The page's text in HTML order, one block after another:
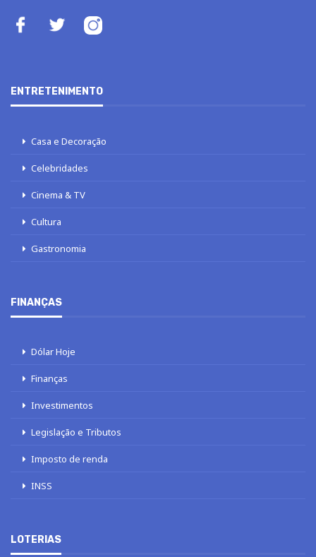
ENTRETENIMENTO
Casa e Decoração
Celebridades
Cinema & TV
Cultura
Gastronomia
FINANÇAS
Dólar Hoje
Finanças
Investimentos
Legislação e Tributos
Imposto de renda
INSS
LOTERIAS